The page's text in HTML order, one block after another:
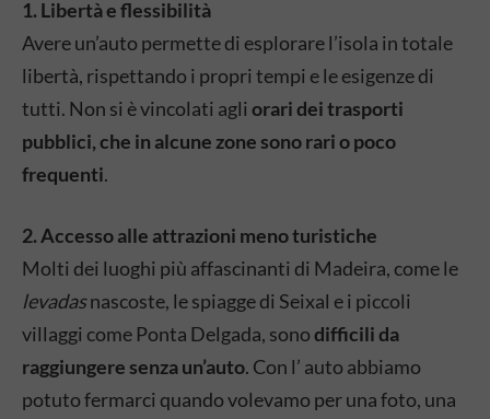
1. Libertà e flessibilità
Avere un’auto permette di esplorare l’isola in totale
libertà, rispettando i propri tempi e le esigenze di
tutti. Non si è vincolati agli orari dei trasporti
pubblici, che in alcune zone sono rari o poco
frequenti.
2. Accesso alle attrazioni meno turistiche
Molti dei luoghi più affascinanti di Madeira, come le
levadasnascoste, le spiagge di Seixal e i piccoli
villaggi come Ponta Delgada, sonodifficili da
raggiungere senza un’auto. Con l’ auto abbiamo
potuto fermarci quando volevamo per una foto, una